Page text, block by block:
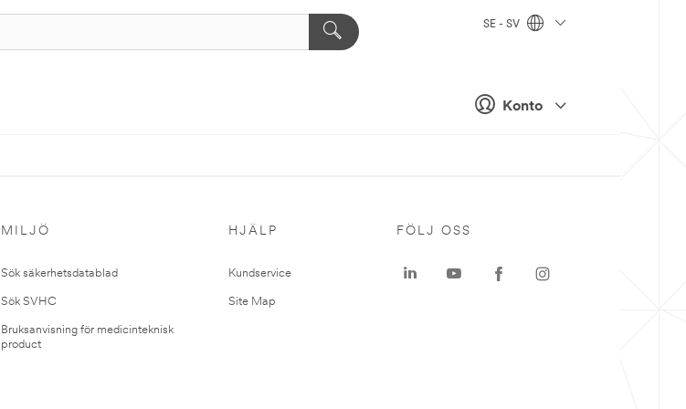
Konto
SE - SV
MILJÖ
Sök säkerhetsdatablad
Sök SVHC
Bruksanvisning för medicinteknisk
product
HJÄLP
Kundservice
Site Map
FÖLJ OSS